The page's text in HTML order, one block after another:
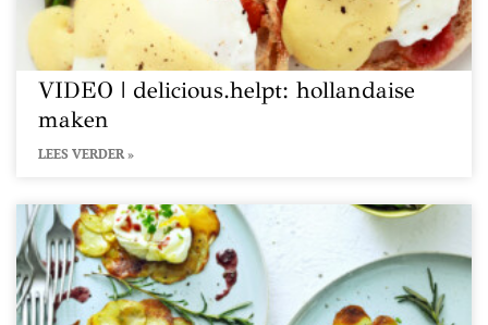
VIDEO | delicious.helpt: hollandaise
maken
LEES VERDER »